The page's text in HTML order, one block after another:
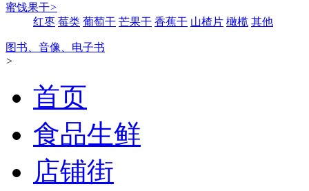
蜜饯果干>
红枣 莓类 葡萄干 芒果干 香蕉干 山楂片 橄榄 其他
图书、音像、电子书
>
首页
食品生鲜
店铺街